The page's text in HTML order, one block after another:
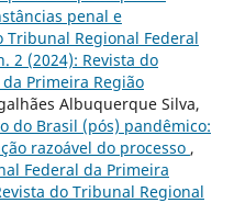
penal e
Tribunal Regional Federal
2 (2024): Revista do
Primeira Região
Albuquerque Silva,
do Brasil (pós) pandêmico:
razoável do processo ,
Federal da Primeira
do Tribunal Regional